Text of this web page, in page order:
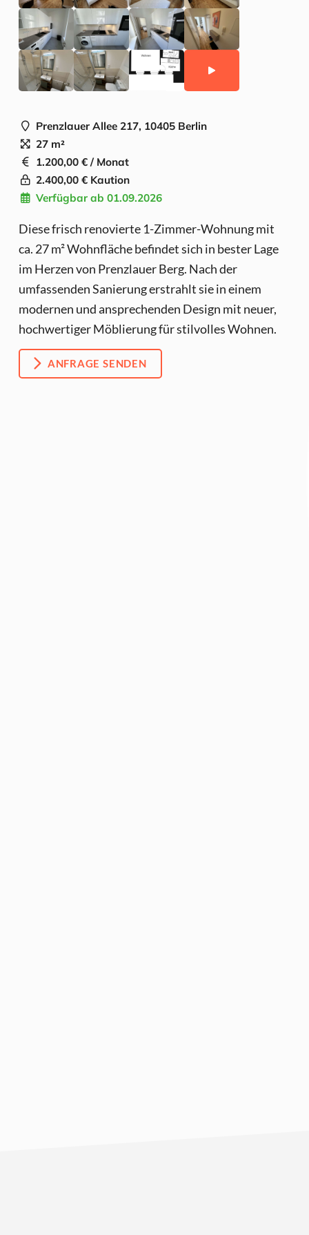
Prenzlauer Allee 217, 10405 Berlin
27 m²
1.200,00 € / Monat
2.400,00 € Kaution
Verfügbar ab 01.09.2026
Diese frisch renovierte 1-Zimmer-Wohnung mit
ca. 27 m² Wohnfläche befindet sich in bester Lage
im Herzen von Prenzlauer Berg. Nach der
umfassenden Sanierung erstrahlt sie in einem
modernen und ansprechenden Design mit neuer,
hochwertiger Möblierung für stilvolles Wohnen.
ANFRAGE SENDEN